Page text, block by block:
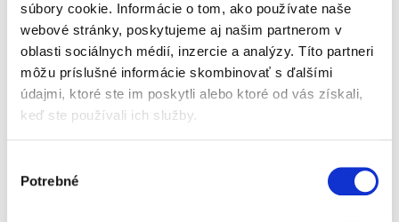
súbory cookie. Informácie o tom, ako používate naše
webové stránky, poskytujeme aj našim partnerom v
oblasti sociálnych médií, inzercie a analýzy. Títo partneri
môžu príslušné informácie skombinovať s ďalšími
údajmi, ktoré ste im poskytli alebo ktoré od vás získali,
keď ste používali ich služby.
súhlasu
Potrebné
Kód: 90212P
Kategória
Starostlivosť o dieťa
EAN:
5019090115803
Každé kúpanie sa tak zmení na podvodnú zábavu. Malí
námorníci môžu ponorku ponárať a vytvárať tak z paluby k
hladine stúpajúce vzduchové bubliny. Vrtuľou sa dá otáčať a
dať tak ponorke realistický vzhľad.